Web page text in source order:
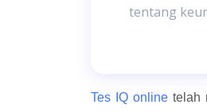
tentang
Tes IQ onlinetelah